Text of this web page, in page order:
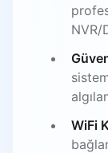
NVR/
WiFi